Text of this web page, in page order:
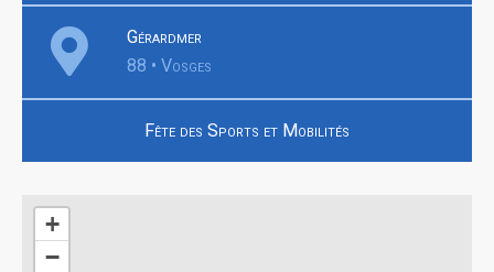
Gérardmer
88 • Vosges
Fête des Sports et Mobilités
+
−